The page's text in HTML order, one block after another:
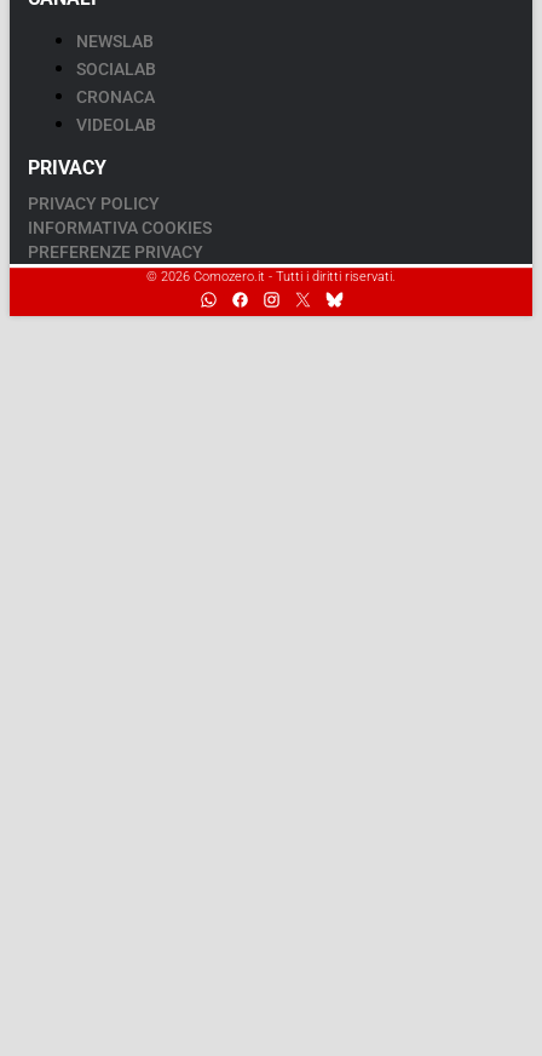
NEWSLAB
SOCIALAB
CRONACA
VIDEOLAB
PRIVACY
PRIVACY POLICY
INFORMATIVA COOKIES
PREFERENZE PRIVACY
© 2026 Comozero.it - Tutti i diritti riservati.